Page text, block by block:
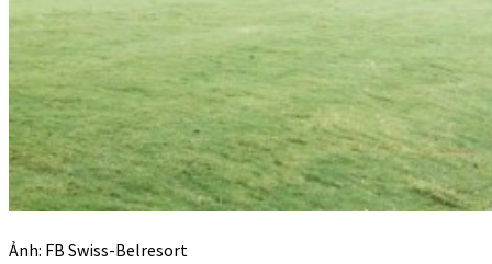
Ảnh: FB Swiss-Belresort